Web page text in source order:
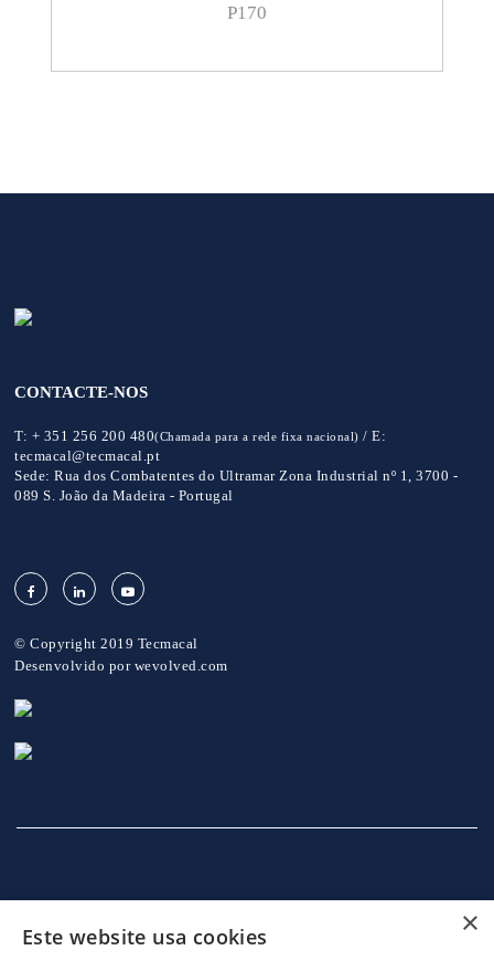
P170
CONTACTE-NOS
T: + 351 256 200 480(Chamada para a rede fixa nacional) /E:
tecmacal@tecmacal.pt
Sede: Rua dos Combatentes do Ultramar Zona Industrial nº 1, 3700 -
089 S. João da Madeira - Portugal
© Copyright 2019 Tecmacal
Desenvolvido por wevolved.com
INÍCIO EMPRESA SERVIÇOS ×
Este website usa cookies